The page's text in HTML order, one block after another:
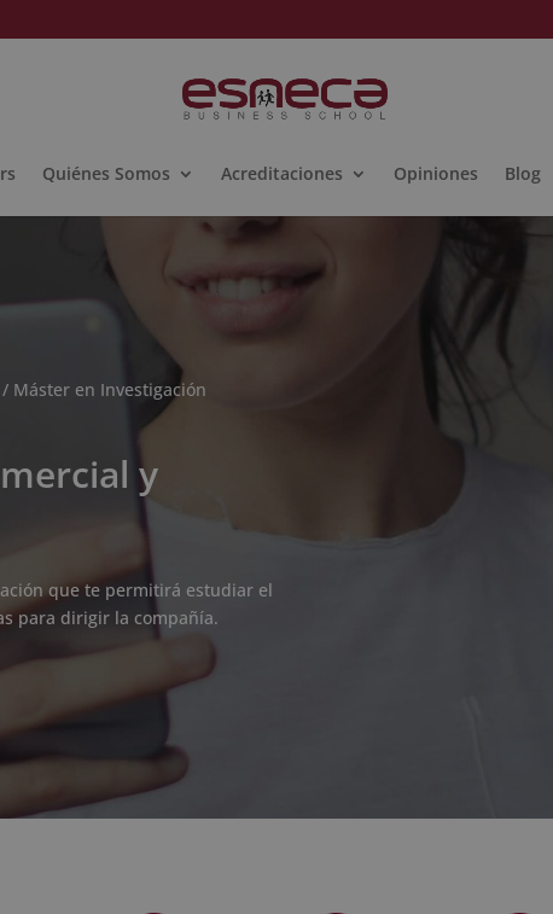
Quiénes Somos Acreditaciones Opiniones Blog
/ Máster en Investigación
y
que te permitirá estudiar el
para dirigir la compañía.